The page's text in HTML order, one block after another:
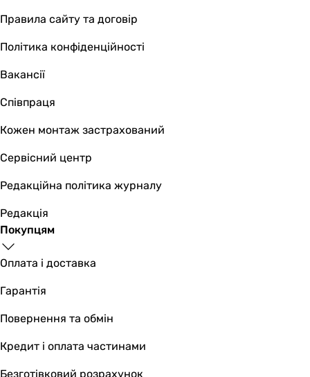
Правила сайту та договір
Політика конфіденційності
Вакансії
Співпраця
Кожен монтаж застрахований
Сервісний центр
Редакційна політика журналу
Редакція
Покупцям
Оплата і доставка
Гарантія
Повернення та обмін
Кредит і оплата частинами
Безготівковий розрахунок